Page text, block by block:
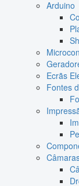
Arduino
Ecrãs
Fontes